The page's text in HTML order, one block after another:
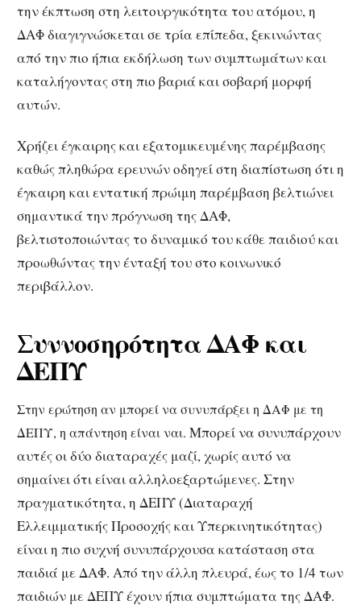
την έκπτωση στη λειτουργικότητα του ατόμου, η
ΔΑΦ διαγιγνώσκεται σε τρία επίπεδα, ξεκινώντας
από την πιο ήπια εκδήλωση των συμπτωμάτων και
καταλήγοντας στη πιο βαριά και σοβαρή μορφή
αυτών.
Χρήζει έγκαιρης και εξατομικευμένης παρέμβασης
καθώς πληθώρα ερευνών οδηγεί στη διαπίστωση ότι η
έγκαιρη και εντατική πρώιμη παρέμβαση βελτιώνει
σημαντικά την πρόγνωση της ΔΑΦ,
βελτιστοποιώντας το δυναμικό του κάθε παιδιού και
προωθώντας την ένταξή του στο κοινωνικό
περιβάλλον.
Συννοσηρότητα ΔΑΦ και
ΔΕΠΥ
Στην ερώτηση αν μπορεί να συνυπάρξει η ΔΑΦ με τη
ΔΕΠΥ, η απάντηση είναι ναι. Μπορεί να συνυπάρχουν
αυτές οι δύο διαταραχές μαζί, χωρίς αυτό να
σημαίνει ότι είναι αλληλοεξαρτώμενες. Στην
πραγματικότητα, η ΔΕΠΥ (Διαταραχή
Ελλειμματικής Προσοχής και Υπερκινητικότητας)
είναι η πιο συχνή συνυπάρχουσα κατάσταση στα
παιδιά με ΔΑΦ. Από την άλλη πλευρά, έως το 1/4 των
παιδιών με ΔΕΠΥ έχουν ήπια συμπτώματα της ΔΑΦ.